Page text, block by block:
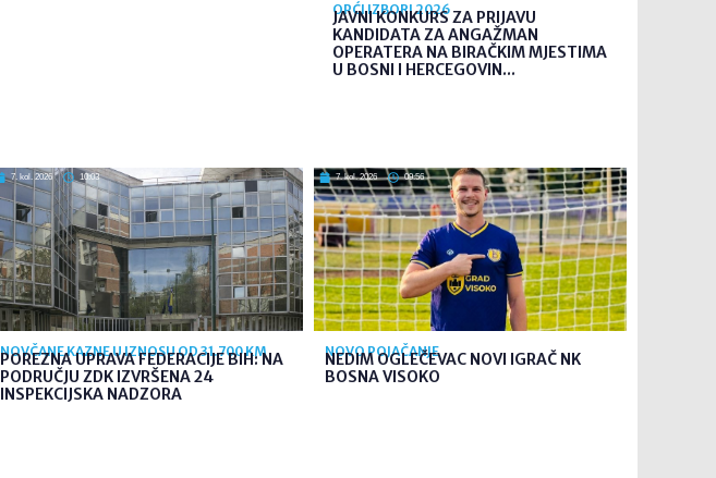
OPĆI IZBORI 2026
JAVNI KONKURS ZA PRIJAVU
KANDIDATA ZA ANGAŽMAN
OPERATERA NA BIRAČKIM MJESTIMA
U BOSNI I HERCEGOVIN...
7. kol. 2026 10:03
NOVČANE KAZNE U IZNOSU OD 31.700 KM
POREZNA UPRAVA FEDERACIJE BIH: NA
PODRUČJU ZDK IZVRŠENA 24
INSPEKCIJSKA NADZORA
7. kol. 2026 09:56
NOVO POJAČANJE
NEDIM OGLEČEVAC NOVI IGRAČ NK
BOSNA VISOKO